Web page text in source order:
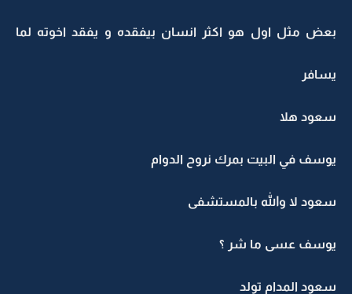
بعض مثل اول هو اكثر انسان بيفقده و يفقد اخوته لما
يسافر
سعود هلا
يوسف في البيت بمرك نروح الدوام
سعود لا والله بالمستشفى
يوسف عسى ما شر ؟
سعود المدام تولد